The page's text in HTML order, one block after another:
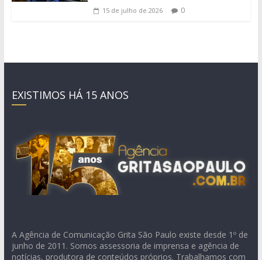
15 de julho de 2026 0
EXISTIMOS HÁ 15 ANOS
A Agência de Comunicação Grita São Paulo existe desde 1º de
junho de 2011. Somos assessoria de imprensa e agência de
notícias, produtora de conteúdos próprios. Trabalhamos com